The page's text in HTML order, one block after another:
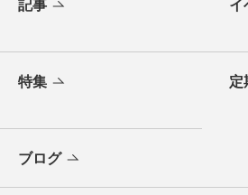
特集 定
ブログ